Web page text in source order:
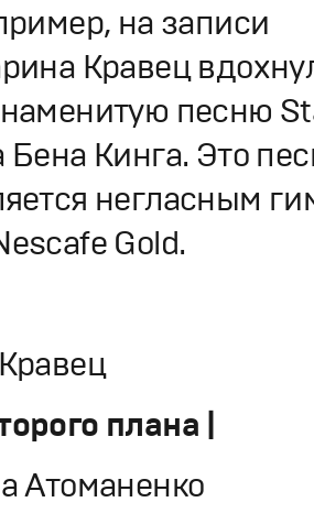
на записи
Кравец
песню
Бена Кинга. Это
негласным
Gold.
плана |
Атоманенко